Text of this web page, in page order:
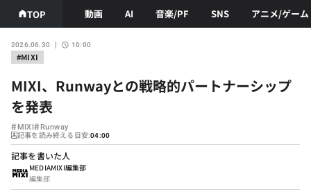
TOP 動画 AI 音楽/PF SNS アニメ/ゲーム
#MIXI
2026.06.30 10:00
MIXI、Runwayとの戦略的パートナーシップ
を発表
#MIXI#Runway
記事を読み終える目安:04:00
記事を書いた人
MEDIAMIXI編集部
編集部